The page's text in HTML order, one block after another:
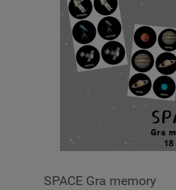
SPACE Gra memory